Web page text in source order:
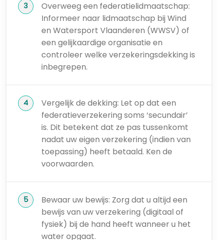
Overweeg een federatielidmaatschap:
Informeer naar lidmaatschap bij Wind
en Watersport Vlaanderen (WWSV) of
een gelijkaardige organisatie en
controleer welke verzekeringsdekking is
inbegrepen.
Vergelijk de dekking: Let op dat een
federatieverzekering soms ‘secundair’
is. Dit betekent dat ze pas tussenkomt
nadat uw eigen verzekering (indien van
toepassing) heeft betaald. Ken de
voorwaarden.
Bewaar uw bewijs: Zorg dat u altijd een
bewijs van uw verzekering (digitaal of
fysiek) bij de hand heeft wanneer u het
water opgaat.